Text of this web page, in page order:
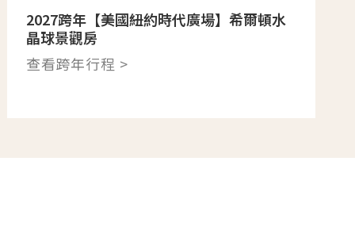
2027跨年【美國紐約時代廣場】希爾頓水
晶球景觀房
查看跨年行程 >